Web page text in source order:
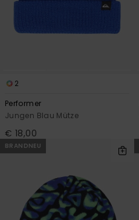
2
Performer
Jungen Blau Mütze
€ 18,00
BRANDNEU